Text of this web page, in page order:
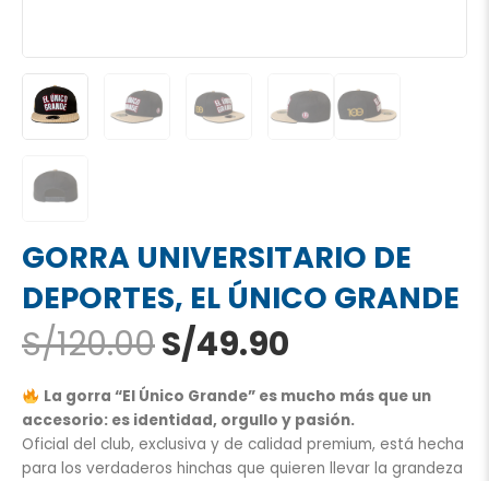
GORRA UNIVERSITARIO DE
DEPORTES, EL ÚNICO GRANDE
S/120.00El
precio
original
era:
S/120.00.
S/49.90
actual
es:
S/49.90.
La gorra “El Único Grande” es mucho más que un
accesorio: es identidad, orgullo y pasión.
Oficial del club, exclusiva y de calidad premium, está hecha
para los verdaderos hinchas que quieren llevar la grandeza